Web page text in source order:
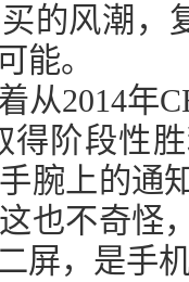
的风潮，
能。
从2014年
得阶段性
腕上的通
也不奇怪
屏，是手